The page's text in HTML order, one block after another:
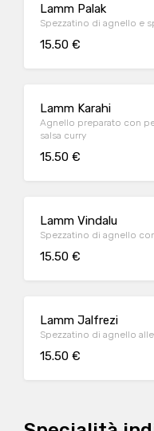
Lamm Palak
Spezzatino di agnello e
15.50 €
Lamm Karahi
Agnello preparato con
salsa curry
15.50 €
Lamm Vindalu
Spezzatino di agnello
15.50 €
Lamm Jalfrezi
Spezzatino di agnello
15.50 €